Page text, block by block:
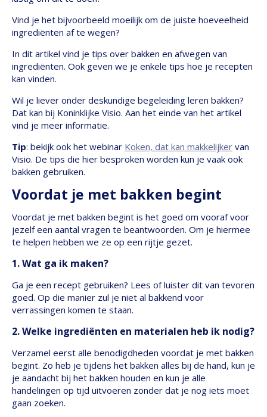
Vind je het bijvoorbeeld moeilijk om de juiste hoeveelheid
ingrediënten af te wegen?
In dit artikel vind je tips over bakken en afwegen van
ingrediënten. Ook geven we je enkele tips hoe je recepten
kan vinden.
Wil je liever onder deskundige begeleiding leren bakken?
Dat kan bij Koninklijke Visio. Aan het einde van het artikel
vind je meer informatie.
Tip: bekijk ook het webinar Koken, dat kan makkelijker van
Visio. De tips die hier besproken worden kun je vaak ook
bakken gebruiken.
Voordat je met bakken begint
Voordat je met bakken begint is het goed om vooraf voor
jezelf een aantal vragen te beantwoorden. Om je hiermee
te helpen hebben we ze op een rijtje gezet.
1. Wat ga ik maken?
Ga je een recept gebruiken? Lees of luister dit van tevoren
goed. Op die manier zul je niet al bakkend voor
verrassingen komen te staan.
2. Welke ingrediënten en materialen heb ik nodig?
Verzamel eerst alle benodigdheden voordat je met bakken
begint. Zo heb je tijdens het bakken alles bij de hand, kun je
je aandacht bij het bakken houden en kun je alle
handelingen op tijd uitvoeren zonder dat je nog iets moet
gaan zoeken.